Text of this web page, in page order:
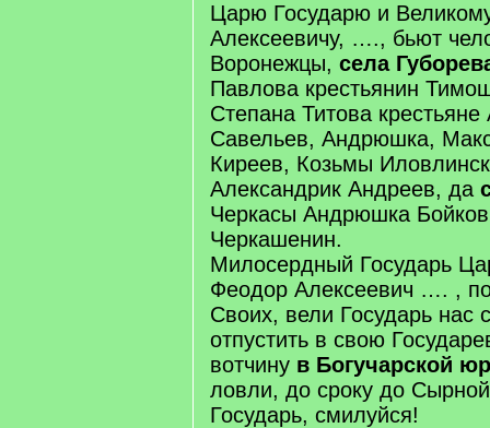
Царю Государю и
Алексеевичу, …., бьют
Воронежцы, села
Павлова крестьянин
Степана Титова
Савельев, Андрюшка,
Киреев, Козьмы
Александрик Андреев, да
Черкасы Андрюшка
Черкашенин.
Милосердный Государь
Феодор Алексеевич …. ,
Своих, вели Государь нас
отпустить в свою
вотчину в Богучарской
ловли, до сроку до
Государь, смилуйся!